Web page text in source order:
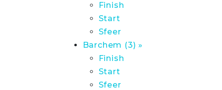
Finish
Start
Sfeer
Barchem (3) »
Finish
Start
Sfeer